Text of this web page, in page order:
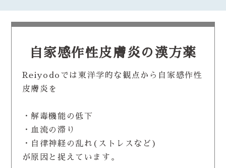
自家感作性皮膚炎の漢方薬
Reiyodoでは東洋学的な観点から自家感作性
皮膚炎を
・解毒機能の低下
・血流の滞り
・自律神経の乱れ(ストレスなど)
が原因と捉えています。